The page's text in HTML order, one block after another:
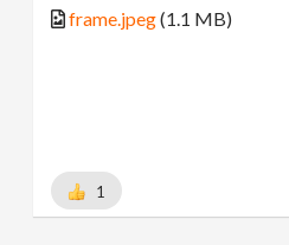
frame.jpeg(1.1 MB)
1